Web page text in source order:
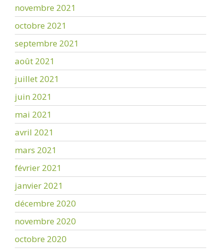
novembre 2021
octobre 2021
septembre 2021
août 2021
juillet 2021
juin 2021
mai 2021
avril 2021
mars 2021
février 2021
janvier 2021
décembre 2020
novembre 2020
octobre 2020